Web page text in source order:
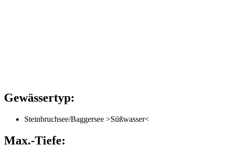
Gewässertyp:
Steinbruchsee/Baggersee >Süßwasser<
Max.-Tiefe: